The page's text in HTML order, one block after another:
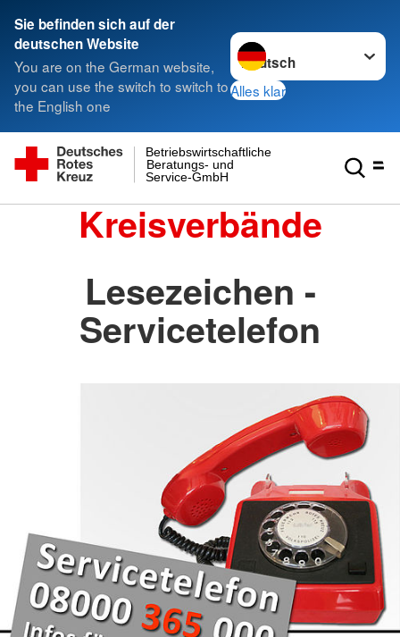
Sie befinden sich auf der
deutschen Website
You are on the German website,
you can use the switch to switch to
the English one
Sprache wechseln zu
Alles klar
Service-GmbH
Beratungs- und
Betriebswirtschaftliche
Kreisverbände
Lesezeichen -
Servicetelefon